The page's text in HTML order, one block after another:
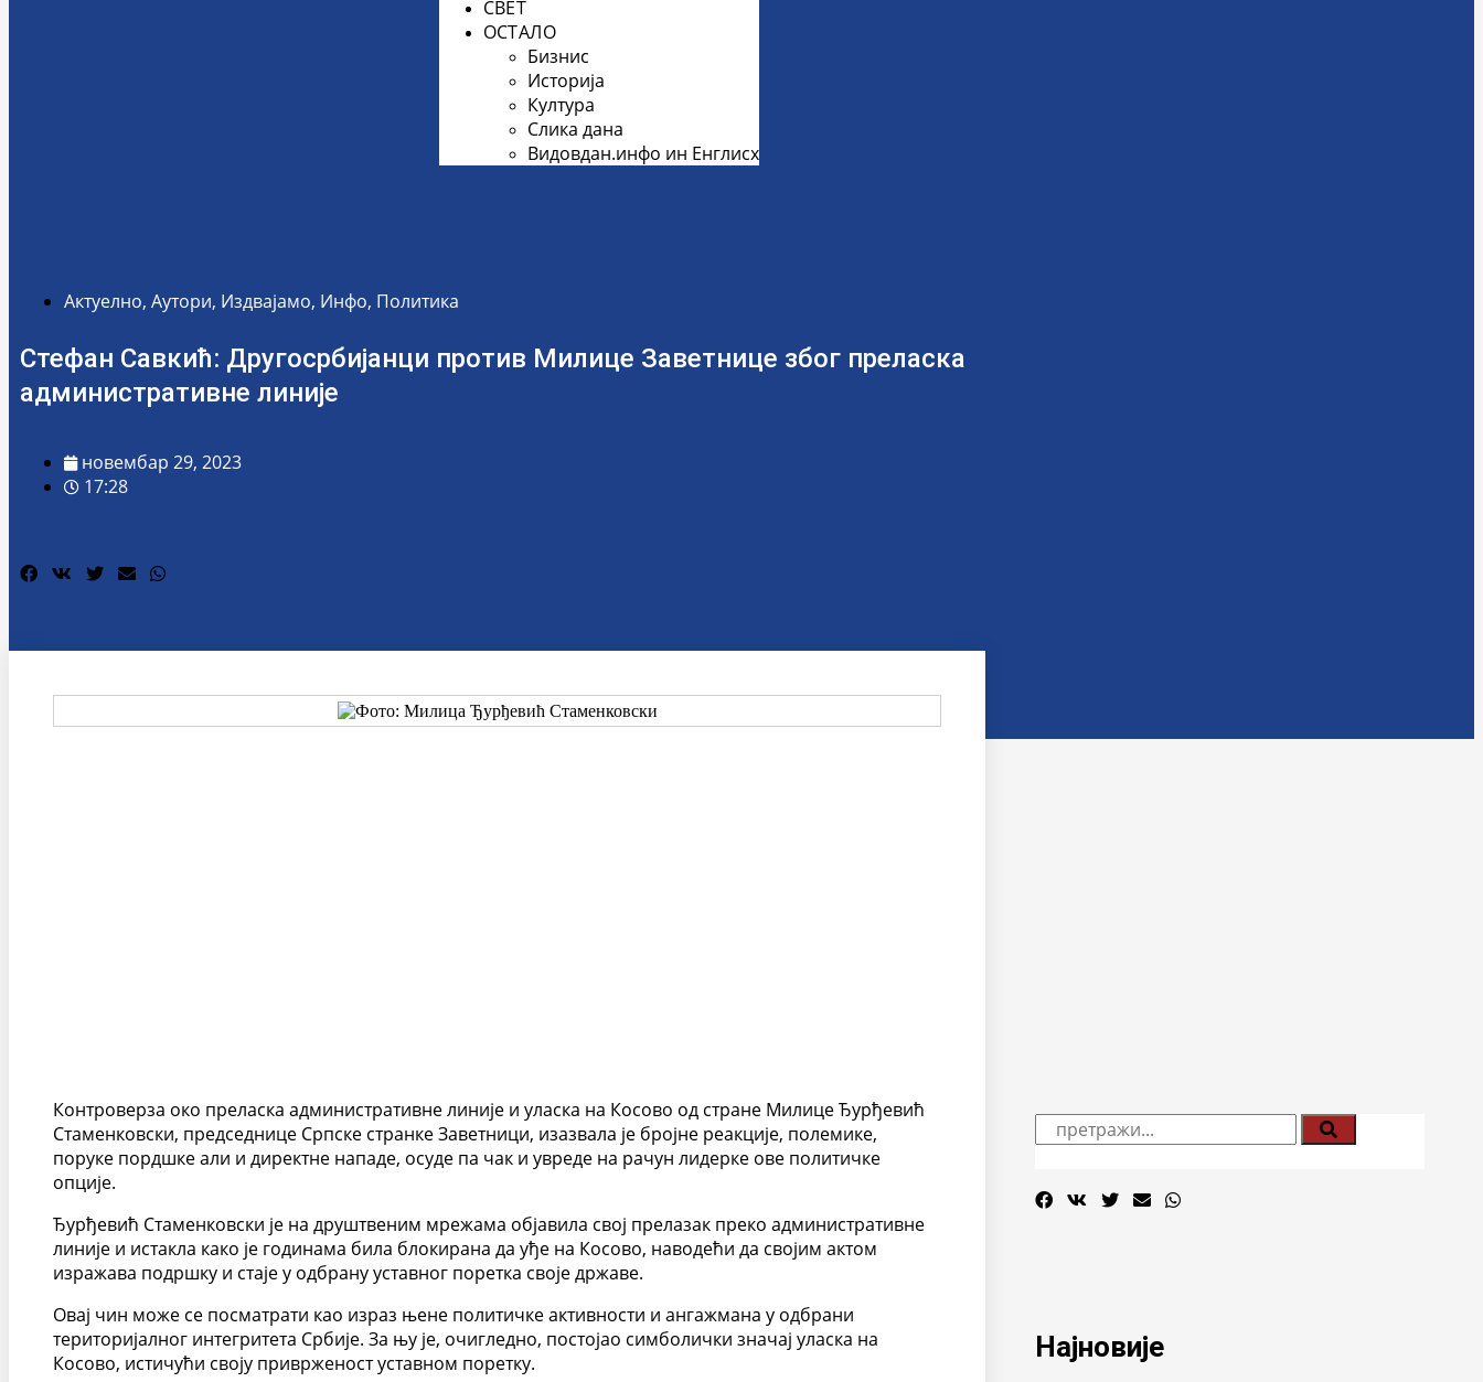
СВЕТ
ОСТАЛО
Бизнис
Историја
Култура
Слика дана
Видовдан.инфо ин Енглисх
Актуелно, Аутори, Издвајамо, Инфо, Политика
Стефан Савкић: Другосрбијанци против Милице Заветнице због преласка
административне линије
новембар 29, 2023
17:28
Контроверза око преласка административне линије и уласка на Косово од стране Милице Ђурђевић
Стаменковски, председнице Српске странке Заветници, изазвала је бројне реакције, полемике,
поруке пордшке али и директне нападе, осуде па чак и увреде на рачун лидерке ове политичке
опције.
Ђурђевић Стаменковски је на друштвеним мрежама објавила свој прелазак преко административне
линије и истакла како је годинама била блокирана да уђе на Косово, наводећи да својим актом
изражава подршку и стаје у одбрану уставног поретка своје државе.
Овај чин може се посматрати као израз њене политичке активности и ангажмана у одбрани
територијалног интегритета Србије. За њу је, очигледно, постојао симболички значај уласка на
Косово, истичући своју приврженост уставном поретку.
Најновије